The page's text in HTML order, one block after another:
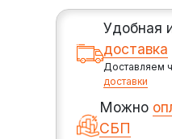
Удобная
доставка
Доставляем
доставки
Можно
СБП